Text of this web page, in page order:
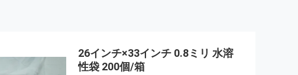
26インチ×33インチ 0.8ミリ 水溶
性袋 200個/箱